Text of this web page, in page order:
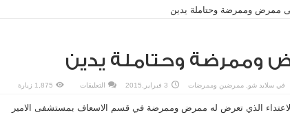
ممرض وممرضة وحتاملة يدين
وممرضة وحتاملة يدين
في سلايد شو ممرضين وممرضات 3 فبراير,2015 التعليقات
ممرض
وممرضة
1,875 زيارة
الذي تعرض له ممرض وممرضة في قسم الاسعاف بمستشفى الامير